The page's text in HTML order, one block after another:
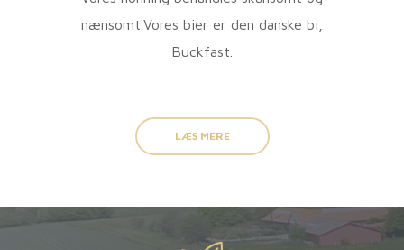
nænsomt.Vores bier er den danske bi,
Buckfast.
LÆS MERE